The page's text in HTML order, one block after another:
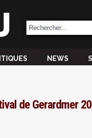
NEWS
de Gerardmer